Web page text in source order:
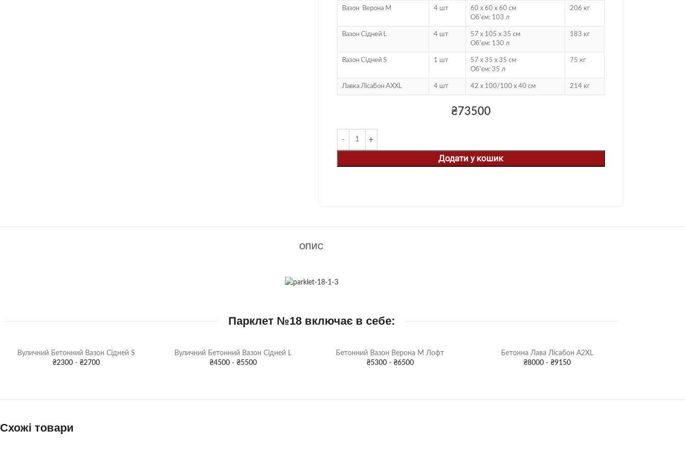
Вазон Верона М 4 шт
60 х 60 х 60 см
Обʼєм: 103 л
206 кг
Вазон Сідней L 4 шт
57 х 105 х 35 см
Обʼєм: 130 л
183 кг
Вазон Сідней S 1 шт
57 х 35 х 35 см
Обʼєм: 35 л
75 кг
Лавка Лісабон AXXL 4 шт 42 х 100/100 х 40 см 214 кг
₴73500
Додати у кошик
ОПИС
Парклет №18 включає в себе:
Вуличний Бетонний Вазон Сідней S
₴2300 - ₴2700
Вуличний Бетонний Вазон Сідней L
₴4500 - ₴5500
Бетонний Вазон Верона М Лофт
₴5300 - ₴6500
Бетонна Лава Лісабон A2XL
₴8000 - ₴9150
Схожі товари